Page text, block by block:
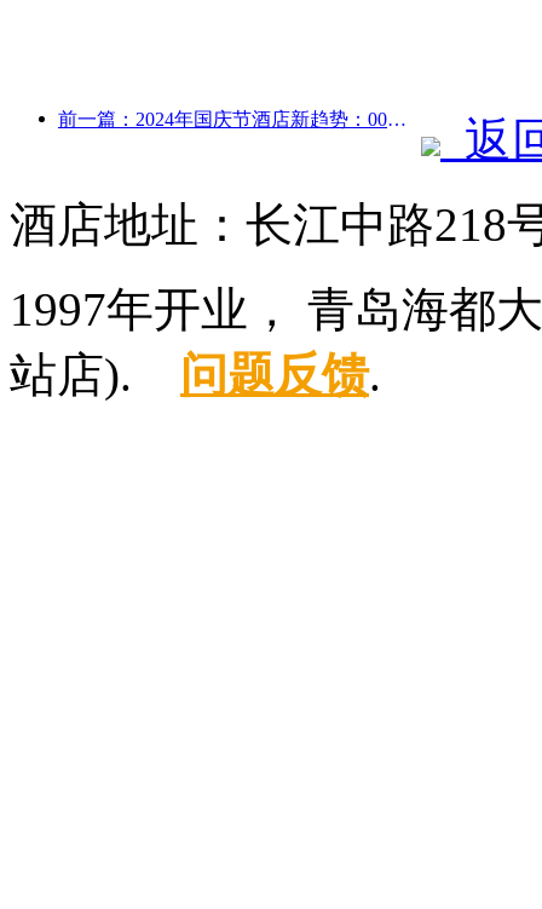
前一篇：2024年国庆节酒店新趋势：00后穿汉服住“国宾馆”喝茶学书法 彰显文化自信
返
酒店地址：长江中路218
1997年开业， 青岛海都
站店). 问题反馈.